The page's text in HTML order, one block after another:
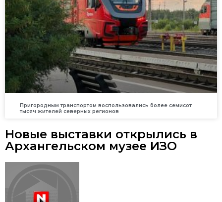
Пригородным транспортом воспользовались более семисот
тысяч жителей северных регионов
Новые выставки открылись в
Архангельском музее ИЗО